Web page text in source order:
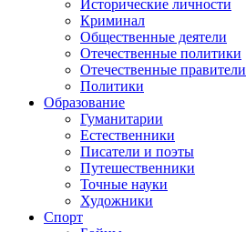
Исторические личности
Криминал
Общественные деятели
Отечественные политики
Отечественные правители
Политики
Образование
Гуманитарии
Естественники
Писатели и поэты
Путешественники
Точные науки
Художники
Спорт